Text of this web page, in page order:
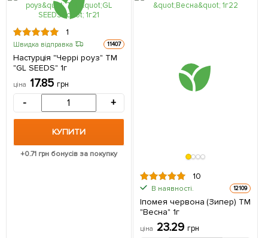
1
Швидка відправка 11407
Настурція "Черрі роуз" ТМ
"GL SEEDS" 1г
ціна 17.85 грн
- +
КУПИТИ
+0.71 грн бонусів за покупку
10
В наявності. 12109
Іпомея червона (Зипер) ТМ
"Весна" 1г
ціна 23.29 грн